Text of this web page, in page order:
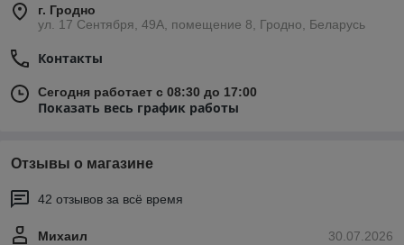
г. Гродно
ул. 17 Сентября, 49А, помещение 8, Гродно, Беларусь
Контакты
Сегодня работает с 08:30 до 17:00
Показать весь график работы
Отзывы о магазине
42 отзывов за всё время
30.07.2026
Михаил